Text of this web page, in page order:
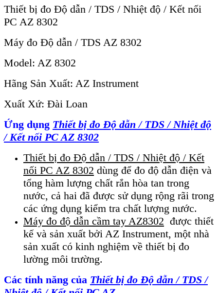
Thiết bị đo Độ dẫn / TDS / Nhiệt độ / Kết nối
PC AZ 8302
Máy đo Độ dẫn / TDS AZ 8302
Model: AZ 8302
Hãng Sản Xuất: AZ Instrument
Xuất Xứ: Đài Loan
Ứng dụng Thiết bị đo Độ dẫn / TDS / Nhiệt độ
/ Kết nối PC AZ 8302
Thiết bị đo Độ dẫn / TDS / Nhiệt độ / Kết
nối PC AZ 8302 dùng để đo độ dẫn điện và
tổng hàm lượng chất rắn hòa tan trong
nước, cả hai đã được sử dụng rộng rãi trong
các ứng dụng kiểm tra chất lượng nước.
Máy đo độ dẫn cầm tay AZ8302 được thiết
kế và sản xuất bởi AZ Instrument, một nhà
sản xuất có kinh nghiệm về thiết bị đo
lường môi trường.
Các tính năng của Thiết bị đo Độ dẫn / TDS /